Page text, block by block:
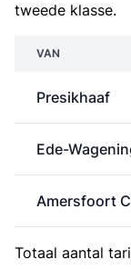
tweede klasse.
VAN
Presikhaaf
Ede-
Amersfoort
Totaal aantal